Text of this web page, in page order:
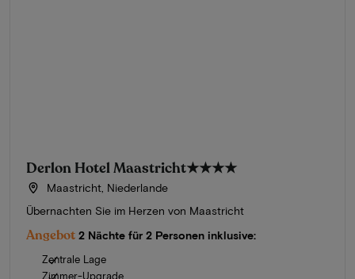
Derlon Hotel Maastricht★★★★
Maastricht, Niederlande
Übernachten Sie im Herzen von Maastricht
Angebot 2 Nächte für 2 Personen inklusive:
Zentrale Lage
Zimmer-Upgrade